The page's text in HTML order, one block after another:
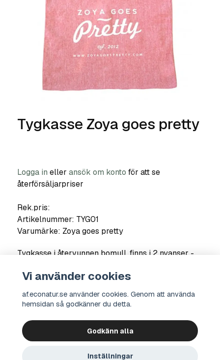
Tygkasse Zoya goes pretty
Logga in eller ansök om konto för att se
återförsäljarpriser
Rek.pris:
Artikelnummer: TYG01
Varumärke: Zoya goes pretty
Tygkasse i återvunnen bomull, finns i 2 nyanser -
Integritetspolicy Köpvillkor
© 2026 econatur Bio Company Sverige AB
Vi använder cookies
af.econatur.se använder cookies. Genom att använda
hemsidan så godkänner du detta.
Godkänn alla
Inställningar